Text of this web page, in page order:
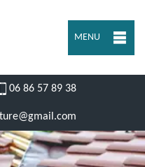
MENU
06 86 57 89 38